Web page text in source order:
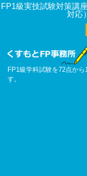
FP1級実技試験対策講
対応
FP1級学科試験を72点か
す。